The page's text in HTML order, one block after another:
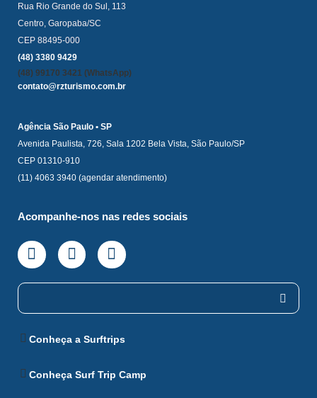
Rua Rio Grande do Sul, 113
Centro, Garopaba/SC
CEP 88495-000
(48) 3380 9429
(48) 99170 3421 (WhatsApp)
contato@rzturismo.com.br
Agência São Paulo • SP
Avenida Paulista, 726, Sala 1202 Bela Vista, São Paulo/SP
CEP 01310-910
(11) 4063 3940 (agendar atendimento)
Acompanhe-nos nas redes sociais
Conheça a Surftrips
Conheça Surf Trip Camp